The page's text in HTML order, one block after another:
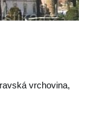
vrchovina,